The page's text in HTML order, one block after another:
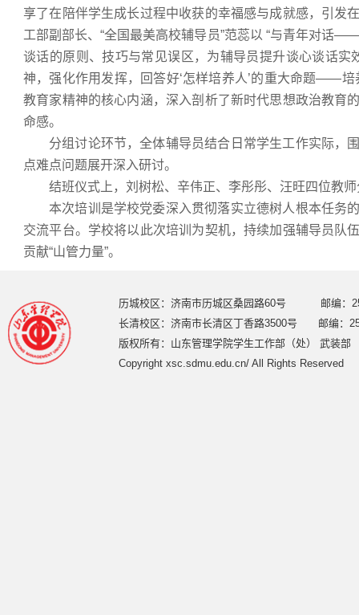
享了在陪伴学生成长过程中收获的幸福感与成就感，引发
工部副部长、“全国最美高校辅导员”范蕊以 “与青年对话
谈话的原则、技巧与常见误区，为辅导员提升谈心谈话
神，强化作用发挥，回答好‘怎样培养人’的重大命题——
教育家精神的核心内涵，深入剖析了新时代思想政治教育
命感。
分组讨论环节，全体辅导员结合日常学生工作实际，
点难点问题展开深入研讨。
结班仪式上，刘树松、辛伟正、李彤彤、汪旺四位教
本次培训是学校党委深入贯彻落实立德树人根本任务
交流平台。学校将以此次培训为契机，持续加强辅导员队
贡献“山管力量”。
历城校区：济南市历城区桑园路60号 邮编：
长清校区：济南市长清区丁香路3500号 邮编：
版权所有：山东管理学院学生工作部（处） 武装部
Copyright xsc.sdmu.edu.cn/ All Rights Reserved